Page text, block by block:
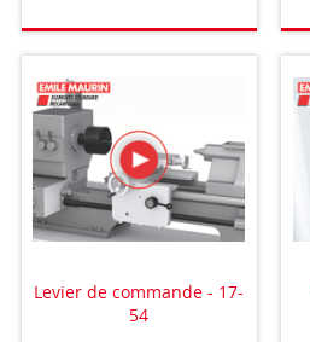
Levier de commande - 17-
54